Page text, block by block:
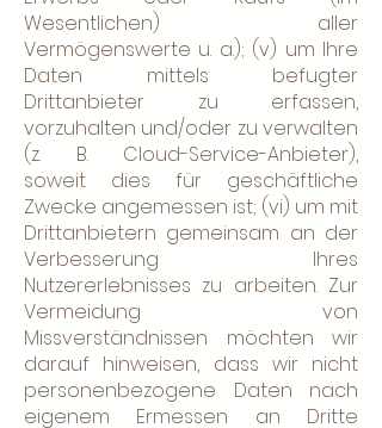
Wesentlichen) aller
Vermögenswerte u. a.); (v) um Ihre
Daten mittels befugter
Drittanbieter zu erfassen,
vorzuhalten und/oder zu verwalten
(z. B. Cloud-Service-Anbieter),
soweit dies für geschäftliche
Zwecke angemessen ist; (vi) um mit
Drittanbietern gemeinsam an der
Verbesserung Ihres
Nutzererlebnisses zu arbeiten. Zur
Vermeidung von
Missverständnissen möchten wir
darauf hinweisen, dass wir nicht
personenbezogene Daten nach
eigenem Ermessen an Dritte